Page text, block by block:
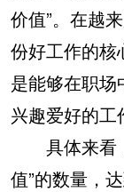
价值”。在越
份好工作的核
是能够在职场
兴趣爱好的工
具体来看，
值”的数量，